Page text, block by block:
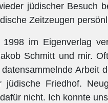
jüdischer Besuch
Zeitzeugen
im Eigenverlag
Schmitt und mir.
Arbeit
jüdische Friedhof.
nicht. Ich konnte